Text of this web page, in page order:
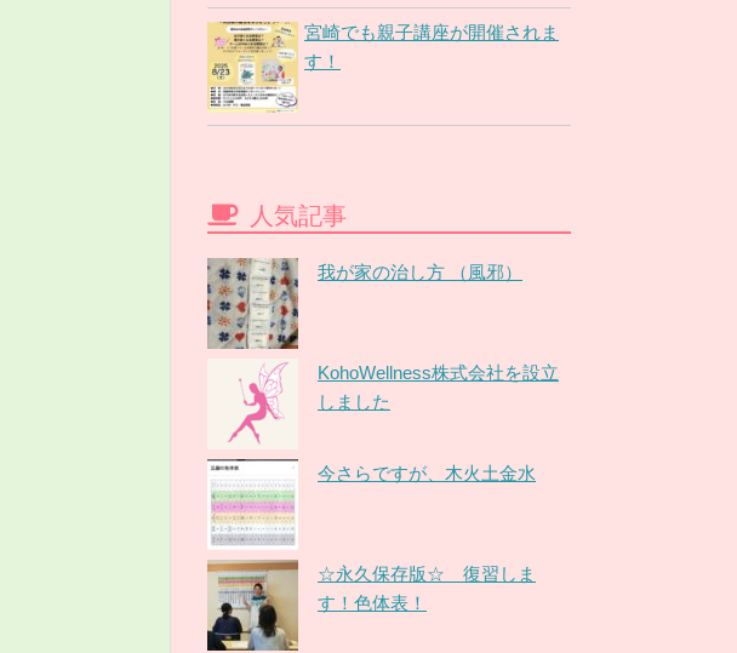
宮崎でも親子講座が開催されま
す！
人気記事
我が家の治し方 （風邪）
KohoWellness株式会社を設立
しました
今さらですが、木火土金水
☆永久保存版☆ 復習しま
す！色体表！